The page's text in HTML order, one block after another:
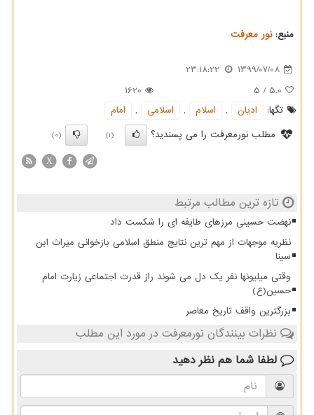
منبع:نور معرفت
1399/07/08
23:18:22
5.0
/
5
1620
تگها:
ادیان , اسلام , اسلامی ,
امام
مطلب نورمعرفت را می پسندید؟
(1)
(0)
X
تازه ترین مطالب مرتبط
نهضت حسینی مرزهای طایفه ای را شکست داد
نظریه موجهات از مهم ترین نتایج منطق اسلامی بازخوانی میراث ابن
سینا
وقتی میلیونها نفر یک دل می شوند راز قدرت اجتماعی زیارت امام
حسین(ع)
بزرگترین واقف تاریخ معاصر
نظرات بینندگان نورمعرفت در مورد این مطلب
لطفا شما هم نظر دهید